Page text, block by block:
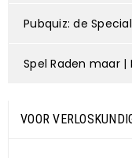
Pubquiz: de
Spel Raden maar |
VOOR